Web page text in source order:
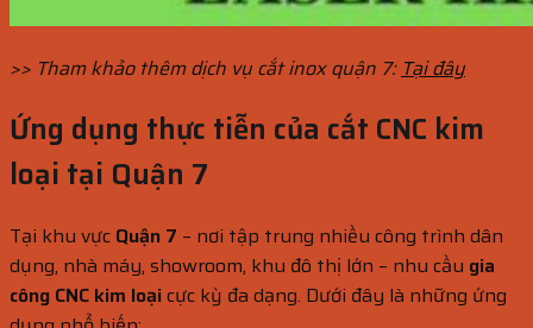
>> Tham khảo thêm dịch vụ cắt inox quận 7: Tại đây
Ứng dụng thực tiễn của cắt CNC kim
loại tại Quận 7
Tại khu vực Quận 7 – nơi tập trung nhiều công trình dân
dụng, nhà máy, showroom, khu đô thị lớn – nhu cầu gia
công CNC kim loạicực kỳ đa dạng. Dưới đây là những ứng